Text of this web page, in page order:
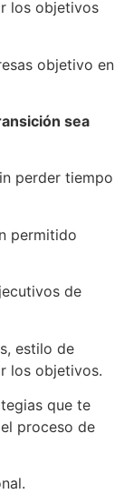
los objetivos
objetivo en
sea
perder tiempo
permitido
de
estilo de
los objetivos.
que te
proceso de